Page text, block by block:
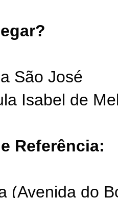
São José
Isabel de
Referência:
(Avenida do